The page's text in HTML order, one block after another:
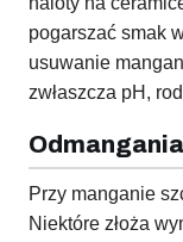
pogarszać smak
usuwanie
zwłaszcza pH,
Przy manganie
Niektóre złoża